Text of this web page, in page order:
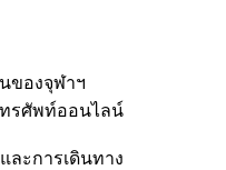
ของจุฬาฯ
รศัพท์ออนไลน์
ละการเดินทาง